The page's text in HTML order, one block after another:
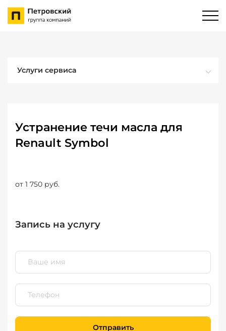
Услуги сервиса
Устранение течи масла для
Renault Symbol
от 1 750 руб.
Запись на услугу
Отправить